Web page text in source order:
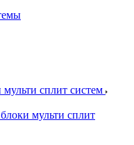
сплит систем
мульти сплит